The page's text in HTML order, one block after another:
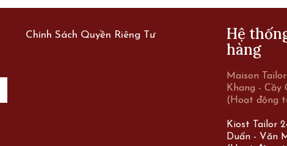
Chính Sách Quyền Riêng Tư
Hệ
hàng
Maison
Khang - Cầy
(Hoạt động
Kiost Tailor
Duẩn - Văn